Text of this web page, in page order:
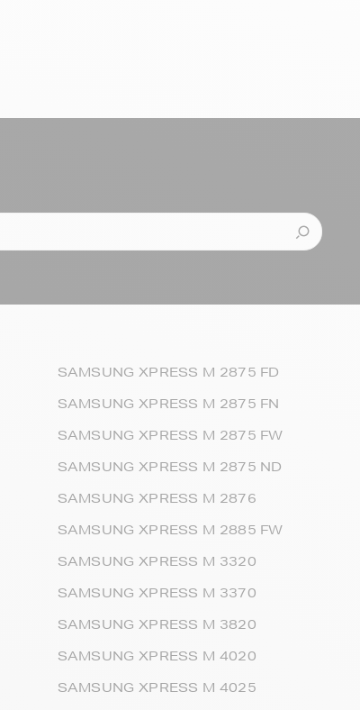
SAMSUNG XPRESS M 2875 FD
SAMSUNG XPRESS M 2875 FN
SAMSUNG XPRESS M 2875 FW
SAMSUNG XPRESS M 2875 ND
SAMSUNG XPRESS M 2876
SAMSUNG XPRESS M 2885 FW
SAMSUNG XPRESS M 3320
SAMSUNG XPRESS M 3370
SAMSUNG XPRESS M 3820
SAMSUNG XPRESS M 4020
SAMSUNG XPRESS M 4025